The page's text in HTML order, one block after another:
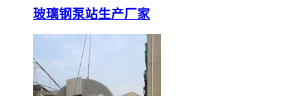
玻璃钢泵站生产厂家